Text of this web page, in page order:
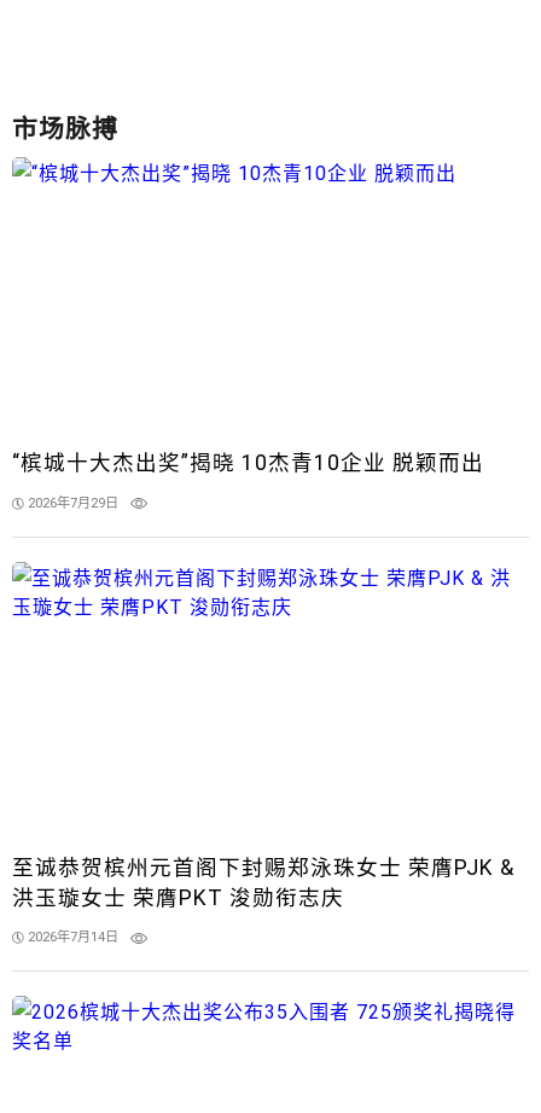
市场脉搏
“槟城十大杰出奖”揭晓 10杰青10企业 脱颖而出
2026年7月29日
至诚恭贺槟州元首阁下封赐郑泳珠女士 荣膺PJK &
洪玉璇女士 荣膺PKT 浚勋衔志庆
2026年7月14日